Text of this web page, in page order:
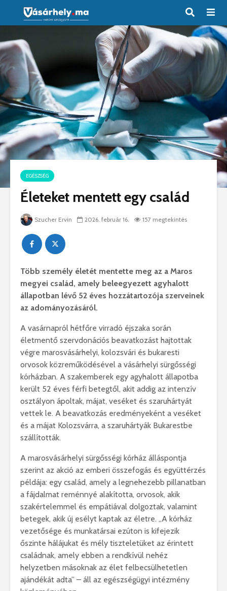
EGÉSZSÉG
Életeket mentett egy család
Szucher Ervin 2026. február 16. 157 megtekintés
Több személy életét mentette meg az a Maros
megyei család, amely beleegyezett agyhalott
állapotban lévő 52 éves hozzátartozója szerveinek
az adományozásáról.
A vasárnapról hétfőre virradó éjszaka során
életmentő szervdonációs beavatkozást hajtottak
végre marosvásárhelyi, kolozsvári és bukaresti
orvosok közreműködésével a vásárhelyi sürgősségi
kórházban. A szakemberek egy agyhalott állapotba
került 52 éves férfi betegtől, akit addig az intenzív
osztályon ápoltak, májat, veséket és szaruhártyát
vettek le. A beavatkozás eredményeként a veséket
és a májat Kolozsvárra, a szaruhártyák Bukarestbe
szállították.
A marosvásárhelyi sürgősségi kórház álláspontja
szerint az akció az emberi összefogás és együttérzés
példája: egy család, amely a legnehezebb pillanatban
a fájdalmat reménnyé alakította, orvosok, akik
szakértelemmel és empátiával dolgoztak, valamint
betegek, akik új esélyt kaptak az életre. „A kórház
vezetősége és munkatársai ezúton is kifejezik
őszinte hálájukat és mély tiszteletüket az érintett
családnak, amely ebben a rendkívül nehéz
helyzetben másoknak az élet felbecsülhetetlen
ajándékát adta” – áll az egészségügyi intézmény